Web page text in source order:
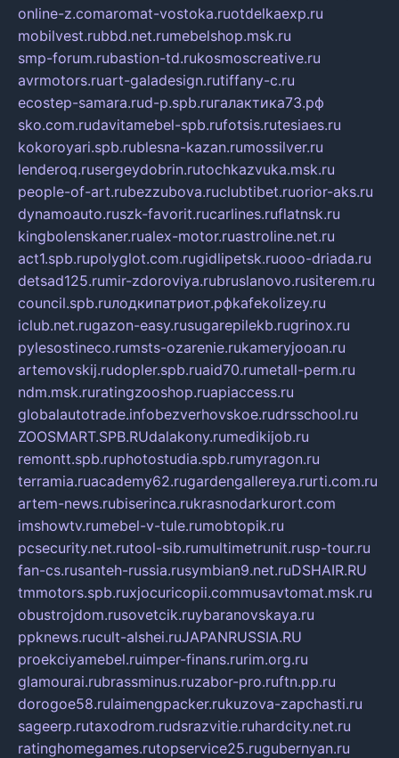
online-z.comaromat-vostoka.ruotdelkaexp.ru
mobilvest.rubbd.net.rumebelshop.msk.ru
smp-forum.rubastion-td.rukosmoscreative.ru
avrmotors.ruart-galadesign.rutiffany-c.ru
ecostep-samara.rud-p.spb.ruгалактика73.рф
sko.com.rudavitamebel-spb.rufotsis.rutesiaes.ru
kokoroyari.spb.rublesna-kazan.rumossilver.ru
lenderoq.rusergeydobrin.rutochkazvuka.msk.ru
people-of-art.rubezzubova.ruclubtibet.ruorior-aks.ru
dynamoauto.ruszk-favorit.rucarlines.ruflatnsk.ru
kingbolenskaner.rualex-motor.ruastroline.net.ru
act1.spb.rupolyglot.com.rugidlipetsk.ruooo-driada.ru
detsad125.rumir-zdoroviya.rubruslanovo.rusiterem.ru
council.spb.ruлодкипатриот.рфkafekolizey.ru
iclub.net.rugazon-easy.rusugarepilekb.rugrinox.ru
pylesostineco.rumsts-ozarenie.rukameryjooan.ru
artemovskij.rudopler.spb.ruaid70.rumetall-perm.ru
ndm.msk.ruratingzooshop.ruapiaccess.ru
globalautotrade.infobezverhovskoe.rudrsschool.ru
ZOOSMART.SPB.RUdalakony.rumedikijob.ru
remontt.spb.ruphotostudia.spb.rumyragon.ru
terramia.ruacademy62.rugardengallereya.rurti.com.ru
artem-news.rubiserinca.rukrasnodarkurort.com
imshowtv.rumebel-v-tule.rumobtopik.ru
pcsecurity.net.rutool-sib.rumultimetrunit.rusp-tour.ru
fan-cs.rusanteh-russia.rusymbian9.net.ruDSHAIR.RU
tmmotors.spb.ruxjocuricopii.commusavtomat.msk.ru
obustrojdom.rusovetcik.ruybaranovskaya.ru
ppknews.rucult-alshei.ruJAPANRUSSIA.RU
proekciyamebel.ruimper-finans.rurim.org.ru
glamourai.rubrassminus.ruzabor-pro.ruftn.pp.ru
dorogoe58.rulaimengpacker.rukuzova-zapchasti.ru
sageerp.rutaxodrom.rudsrazvitie.ruhardcity.net.ru
ratinghomegames.rutopservice25.rugubernyan.ru